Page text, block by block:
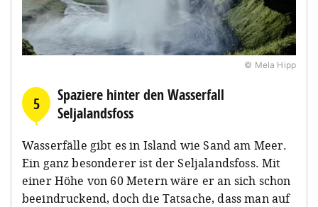
© Mela Hipp
5
Spaziere hinter den Wasserfall
Seljalandsfoss
Wasserfälle gibt es in Island wie Sand am Meer.
Ein ganz besonderer ist der Seljalandsfoss. Mit
einer Höhe von 60 Metern wäre er an sich schon
beeindruckend, doch die Tatsache, dass man auf